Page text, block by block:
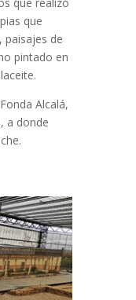
que
paisajes de
pintado en
Alcalá,
a donde